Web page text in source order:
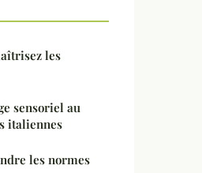
les
sensoriel au
italiennes
les normes